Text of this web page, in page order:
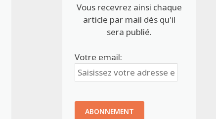
Vous recevrez ainsi chaque
article par mail dès qu'il
sera publié.
Votre email: